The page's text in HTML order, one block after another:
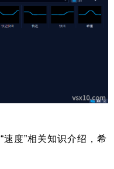
度”相关知识介绍，希